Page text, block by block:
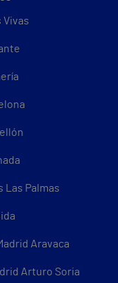
Vivas
Las Palmas
Aravaca
Arturo Soria